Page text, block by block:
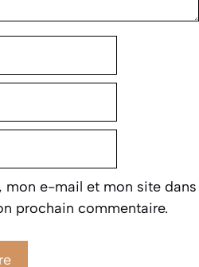
mon e-mail et mon site dans
prochain commentaire.